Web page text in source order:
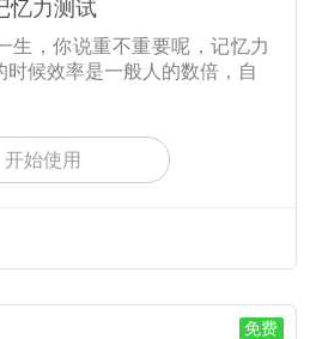
忆力测试
生，你说重不重要呢，记忆力
时候效率是一般人的数倍，自
开始使用
免费